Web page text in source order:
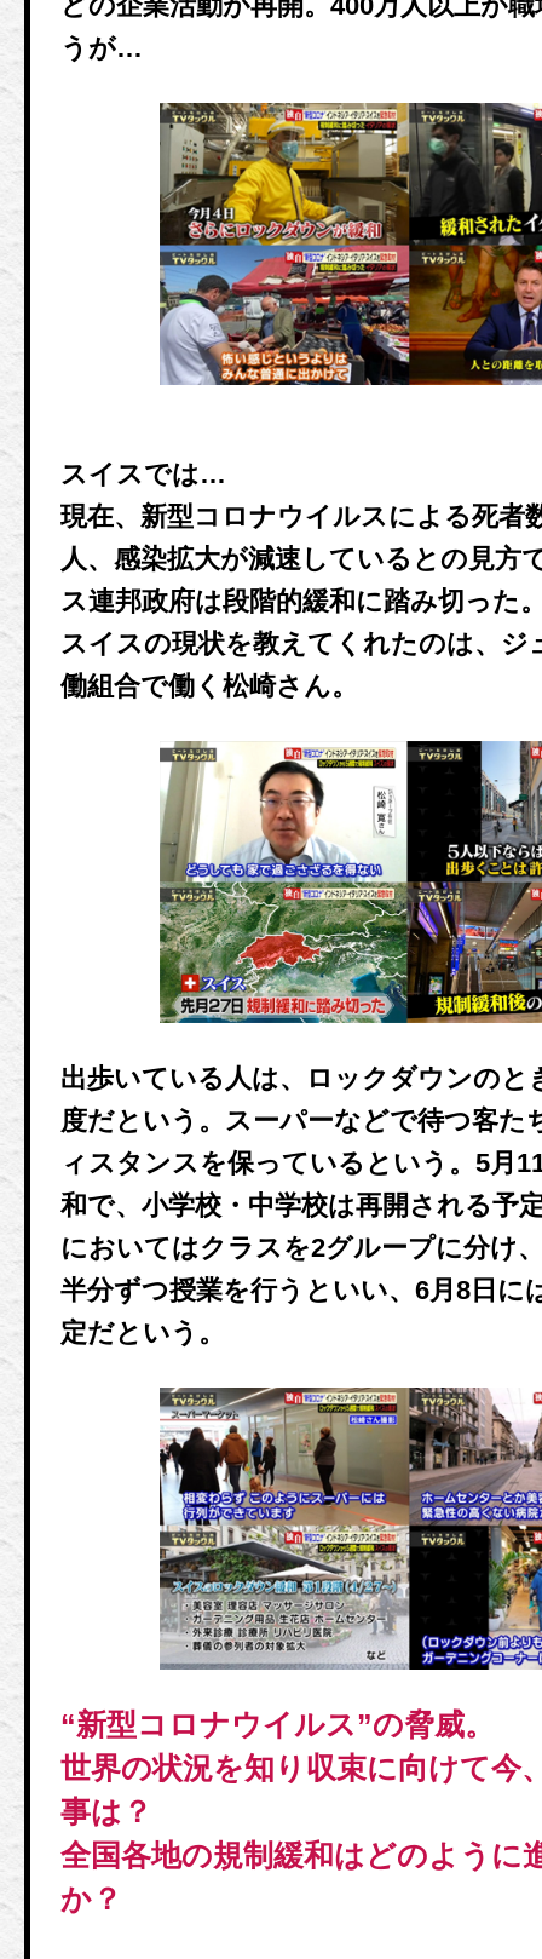
うが…
スイスでは…
現在、新型コロナウイルスによる死者
人、感染拡大が減速しているとの見方
ス連邦政府は段階的緩和に踏み切った
スイスの現状を教えてくれたのは、ジ
働組合で働く松崎さん。
出歩いている人は、ロックダウンのと
度だという。スーパーなどで待つ客た
ィスタンスを保っているという。5月
和で、小学校・中学校は再開される予
においてはクラスを2グループに分け
半分ずつ授業を行うといい、6月8日に
定だという。
“新型コロナウイルス”の脅威。
世界の状況を知り収束に向けて今
事は？
全国各地の規制緩和はどのように
か？